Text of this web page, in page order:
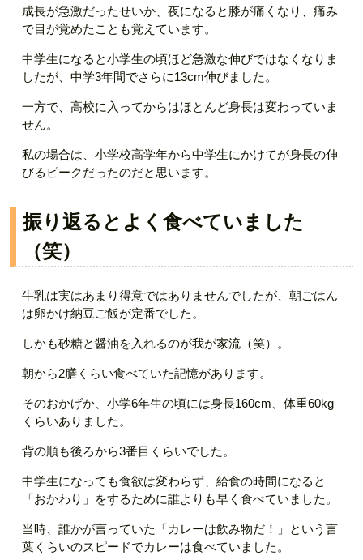
成長が急激だったせいか、夜になると膝が痛くなり、痛み
で目が覚めたことも覚えています。
中学生になると小学生の頃ほど急激な伸びではなくなりま
したが、中学3年間でさらに13cm伸びました。
一方で、高校に入ってからはほとんど身長は変わっていま
せん。
私の場合は、小学校高学年から中学生にかけてが身長の伸
びるピークだったのだと思います。
振り返るとよく食べていました
（笑）
牛乳は実はあまり得意ではありませんでしたが、朝ごはん
は卵かけ納豆ご飯が定番でした。
しかも砂糖と醤油を入れるのが我が家流（笑）。
朝から2膳くらい食べていた記憶があります。
そのおかげか、小学6年生の頃には身長160cm、体重60kg
くらいありました。
背の順も後ろから3番目くらいでした。
中学生になっても食欲は変わらず、給食の時間になると
「おかわり」をするために誰よりも早く食べていました。
当時、誰かが言っていた「カレーは飲み物だ！」という言
葉くらいのスピードでカレーは食べていました。